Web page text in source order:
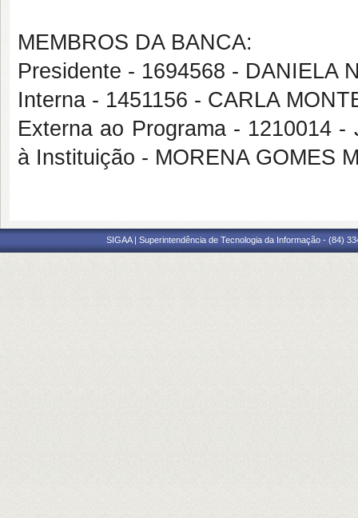
MEMBROS DA BANCA:
Presidente - 1694568 - DANIELA
Interna - 1451156 - CARLA
Externa ao Programa - 1210014
à Instituição - MORENA GOMES
SIGAA | Superintendência de Tecnologia da Informação - (84)